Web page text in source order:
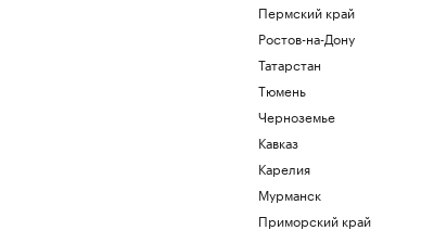
Пермский край
Ростов-на-Дону
Татарстан
Тюмень
Черноземье
Кавказ
Карелия
Мурманск
Приморский край